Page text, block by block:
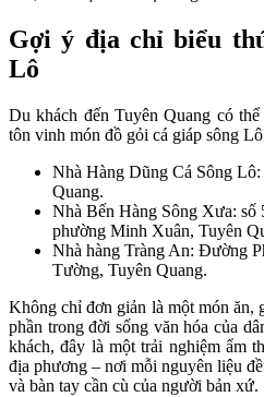
Gợi ý địa chỉ biểu
Lô
Du khách đến Tuyên Quang có
tôn vinh món đồ gỏi cá giáp sông
Nhà Hàng Dũng Cá Sông
Quang.
Nhà Bến Hàng Sông Xưa: số
phường Minh Xuân, Tuyên
Nhà hàng Tràng An: Đường
Tường, Tuyên Quang.
Không chỉ đơn giản là một món ăn,
phần trong đời sống văn hóa của
khách, đây là một trải nghiệm ẩm
địa phương – nơi mỗi nguyên liệu
và bàn tay cần cù của người bản xứ.